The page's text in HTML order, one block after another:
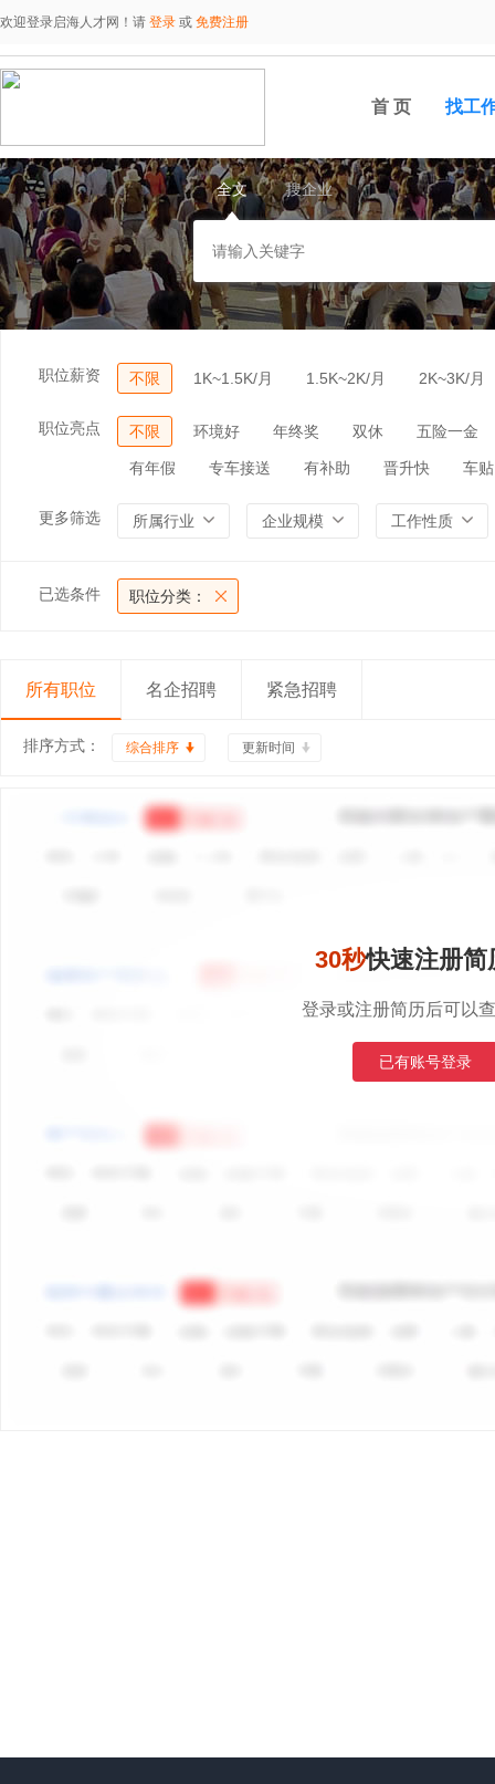
欢迎登录启海人才网！请 登录 或 免费注册
首 页 找工
全文 搜企业
职位薪资 不限 1K~1.5K/月 1.5K~2K/月 2K~3K/月
职位亮点 不限 环境好 年终奖 双休 五险一金
有年假 专车接送 有补助 晋升快 车贴
更多筛选 所属行业 企业规模 工作性质
已选条件 职位分类：
所有职位 名企招聘 紧急招聘
排序方式： 综合排序 更新时间
30秒快速注册简
登录或注册简历后可以
已有账号登录